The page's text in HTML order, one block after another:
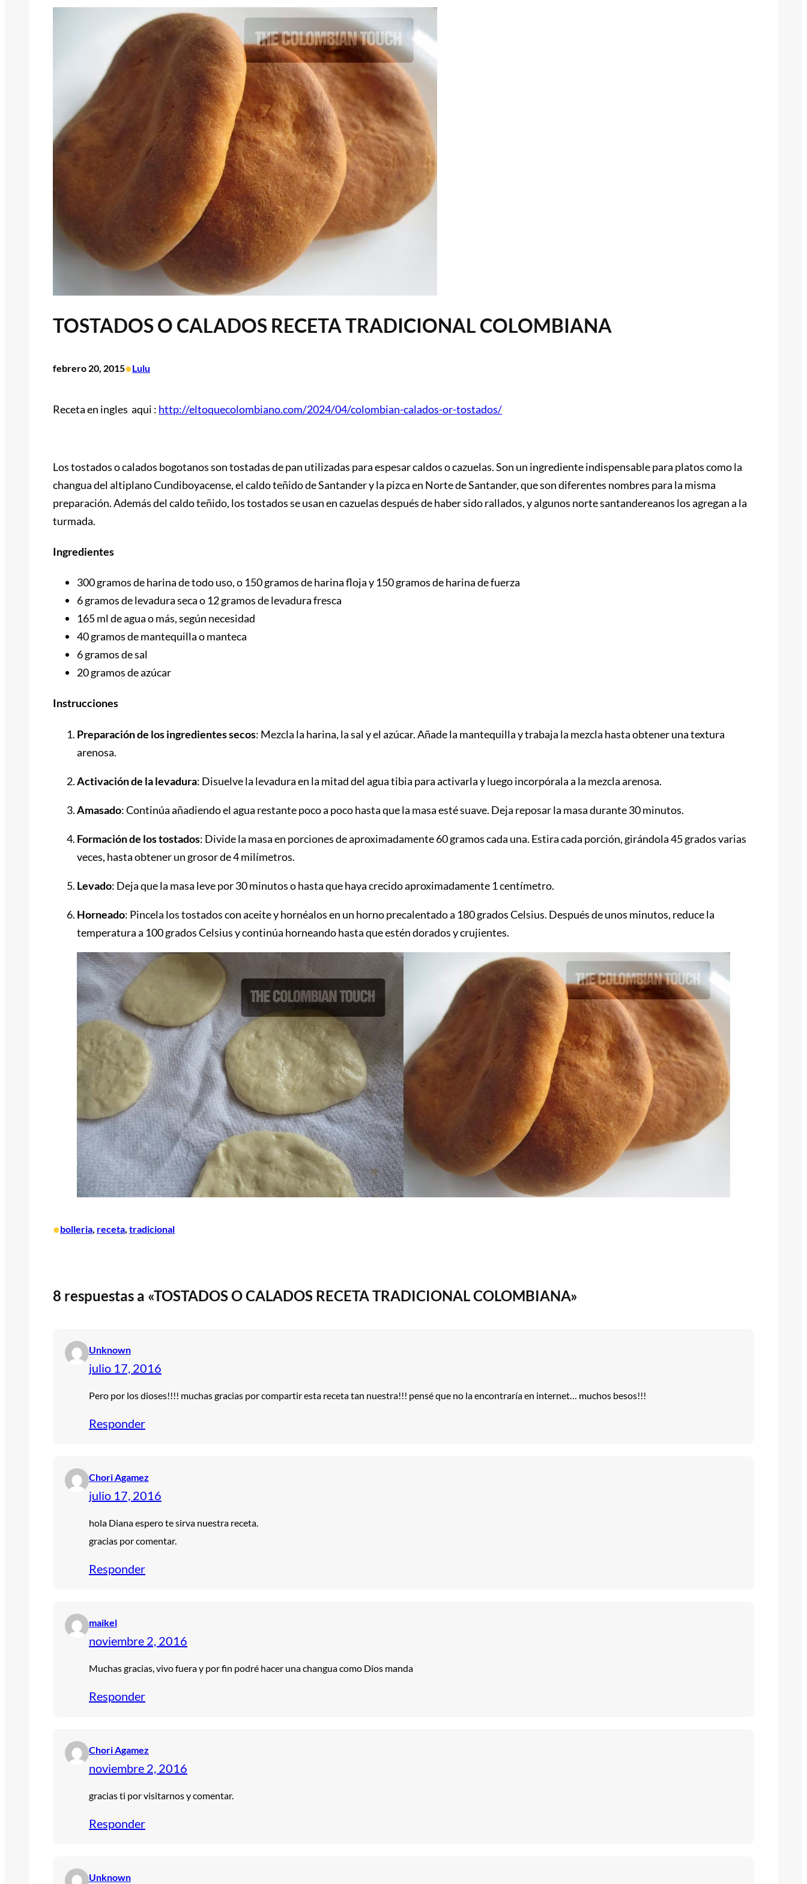
TOSTADOS O CALADOS RECETA TRADICIONAL COLOMBIANA
febrero 20, 2015•Lulu
Receta en ingles aqui : http://eltoquecolombiano.com/2024/04/colombian-calados-or-tostados/
Los tostados o calados bogotanos son tostadas de pan utilizadas para espesar caldos o cazuelas. Son un ingrediente indispensable para platos como la
changua del altiplano Cundiboyacense, el caldo teñido de Santander y la pizca en Norte de Santander, que son diferentes nombres para la misma
preparación. Además del caldo teñido, los tostados se usan en cazuelas después de haber sido rallados, y algunos norte santandereanos los agregan a la
turmada.
Ingredientes
300 gramos de harina de todo uso, o 150 gramos de harina floja y 150 gramos de harina de fuerza
6 gramos de levadura seca o 12 gramos de levadura fresca
165 ml de agua o más, según necesidad
40 gramos de mantequilla o manteca
6 gramos de sal
20 gramos de azúcar
Instrucciones
Preparación de los ingredientes secos: Mezcla la harina, la sal y el azúcar. Añade la mantequilla y trabaja la mezcla hasta obtener una textura
arenosa.
Activación de la levadura: Disuelve la levadura en la mitad del agua tibia para activarla y luego incorpórala a la mezcla arenosa.
Amasado: Continúa añadiendo el agua restante poco a poco hasta que la masa esté suave. Deja reposar la masa durante 30 minutos.
Formación de los tostados: Divide la masa en porciones de aproximadamente 60 gramos cada una. Estira cada porción, girándola 45 grados varias
veces, hasta obtener un grosor de 4 milímetros.
Levado: Deja que la masa leve por 30 minutos o hasta que haya crecido aproximadamente 1 centímetro.
Horneado: Pincela los tostados con aceite y hornéalos en un horno precalentado a 180 grados Celsius. Después de unos minutos, reduce la
temperatura a 100 grados Celsius y continúa horneando hasta que estén dorados y crujientes.
•bolleria, receta, tradicional
8 respuestas a «TOSTADOS O CALADOS RECETA TRADICIONAL COLOMBIANA»
Unknown
julio 17, 2016
Pero por los dioses!!!! muchas gracias por compartir esta receta tan nuestra!!! pensé que no la encontraría en internet… muchos besos!!!
Responder
Chori Agamez
julio 17, 2016
hola Diana espero te sirva nuestra receta.
gracias por comentar.
Responder
maikel
noviembre 2, 2016
Muchas gracias, vivo fuera y por fin podré hacer una changua como Dios manda
Responder
Chori Agamez
noviembre 2, 2016
gracias ti por visitarnos y comentar.
Responder
Unknown